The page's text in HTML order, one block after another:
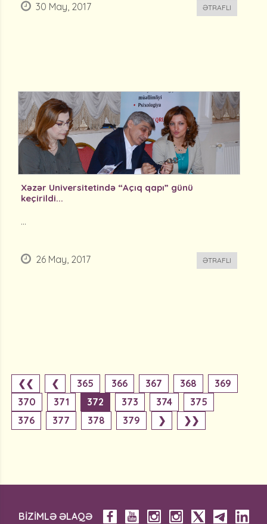
30 May, 2017 ƏTRAFLI
Xəzər Universitetində “Açıq qapı” günü
keçirildi...
...
26 May, 2017 ƏTRAFLI
❮❮ ❮ 365 366 367 368
369
370
371 372 373 374
375
376
377 378 379 ❯ ❯❯
BİZİMLƏ ƏLAQƏ